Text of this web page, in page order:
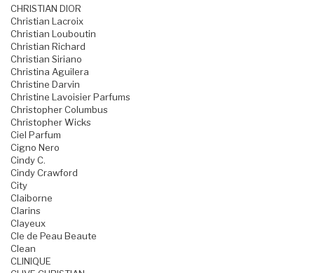
CHRISTIAN DIOR
Christian Lacroix
Christian Louboutin
Christian Richard
Christian Siriano
Christina Aguilera
Christine Darvin
Christine Lavoisier Parfums
Christopher Columbus
Christopher Wicks
Ciel Parfum
Cigno Nero
Cindy C.
Cindy Crawford
City
Claiborne
Clarins
Clayeux
Cle de Peau Beaute
Clean
CLINIQUE